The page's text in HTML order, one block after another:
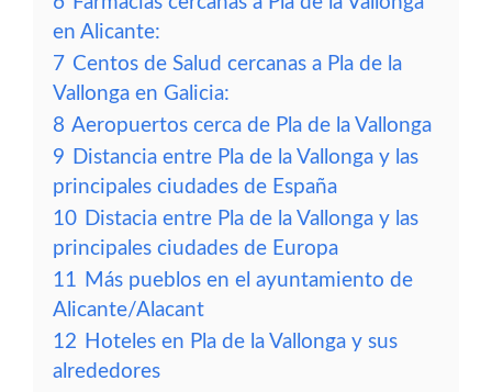
en Alicante:
7 Centos de Salud cercanas a Pla de la
Vallonga en Galicia:
8 Aeropuertos cerca de Pla de la Vallonga
9 Distancia entre Pla de la Vallonga y las
principales ciudades de España
10 Distacia entre Pla de la Vallonga y las
principales ciudades de Europa
11 Más pueblos en el ayuntamiento de
Alicante/Alacant
12 Hoteles en Pla de la Vallonga y sus
alrededores